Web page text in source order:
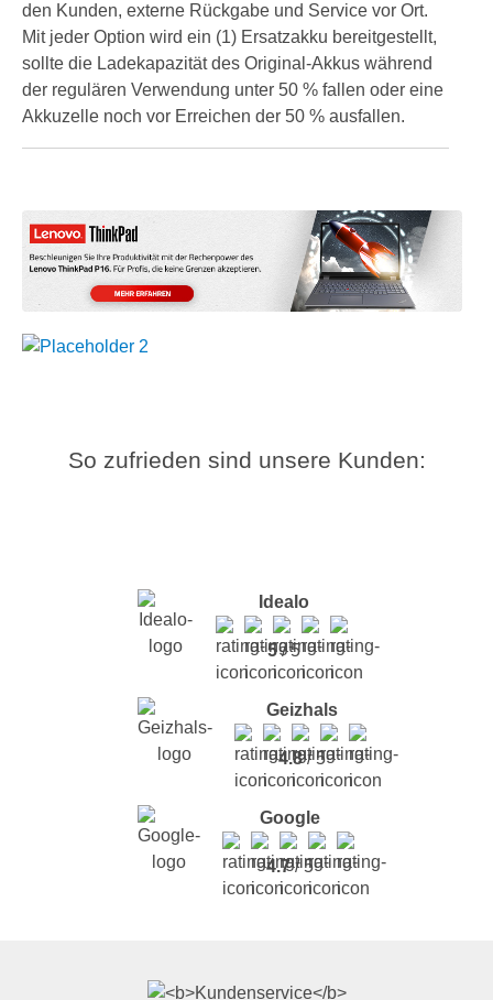
den Kunden, externe Rückgabe und Service vor Ort.
Mit jeder Option wird ein (1) Ersatzakku bereitgestellt,
sollte die Ladekapazität des Original-Akkus während
der regulären Verwendung unter 50 % fallen oder eine
Akkuzelle noch vor Erreichen der 50 % ausfallen.
So zufrieden sind unsere Kunden:
Idealo
5/ 5
Geizhals
4.8/ 5
Google
4.7/ 5